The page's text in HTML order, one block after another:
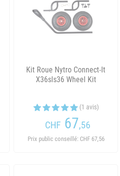
Kit Roue Nytro Connect-It
X36sls36 Wheel Kit
(1 avis)
CHF 67,56
Prix public conseillé: CHF 67,56